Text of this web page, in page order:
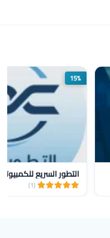
15%
التطور السريع للكمبيوتر
(1)